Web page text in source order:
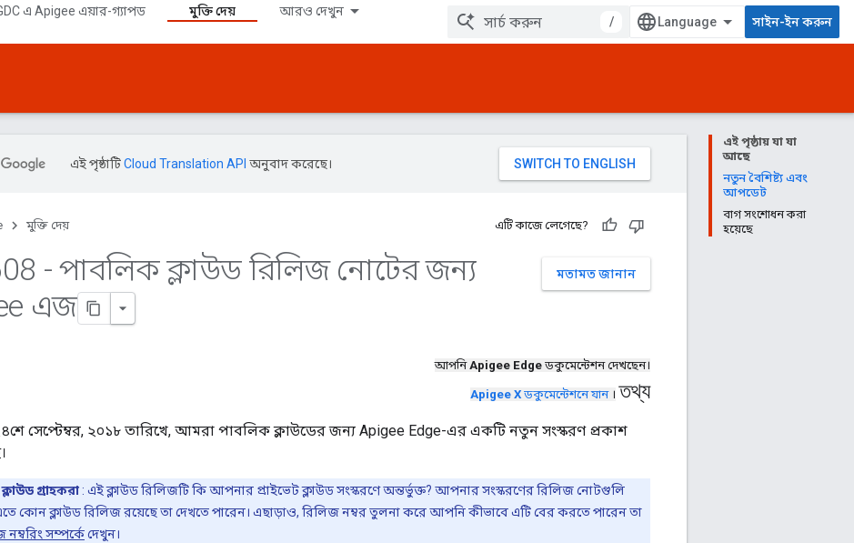
এ Apigee এয়ার-গ্যাপড মুক্তি দেয় আরও দেখুন
/ সাইন-ইন করুন
এই পৃষ্ঠায় যা যা
আছে
নতুন বৈশিষ্ট্য এবং
আপডেট
বাগ সংশোধন করা
হয়েছে
এই পৃষ্ঠাটিCloud Translation API অনুবাদ করেছে।
মুক্তি দেয় এটি কাজে লেগেছে?
মতামত জানান
- পাবলিক ক্লাউড রিলিজ নোটের জন্য
এজ
আপনিApigee Edge ডকুমেন্টেশন দেখছেন।
Apigee X ডকুমেন্টেশনে যান। তথ্য
সেপ্টেম্বর, ২০১৮ তারিখে, আমরা পাবলিক ক্লাউডের জন্য Apigee Edge-এর একটি নতুন সংস্করণ প্রকাশ
গ্রাহকরা : এই ক্লাউড রিলিজটি কি আপনার প্রাইভেট ক্লাউড সংস্করণে অন্তর্ভুক্ত? আপনার সংস্করণের রিলিজ নোটগুলি
কোন ক্লাউড রিলিজ রয়েছে তা দেখতে পারেন। এছাড়াও, রিলিজ নম্বর তুলনা করে আপনি কীভাবে এটি বের করতে পারেন তা
নম্বরিং সম্পর্কেদেখুন।